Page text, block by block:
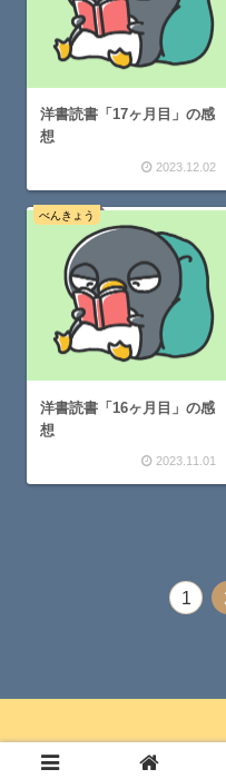
洋書読書「17ヶ月目」の感
想
2023.12.02
べんきょう
洋書読書「16ヶ月目」の感
想
2023.11.01
1
©